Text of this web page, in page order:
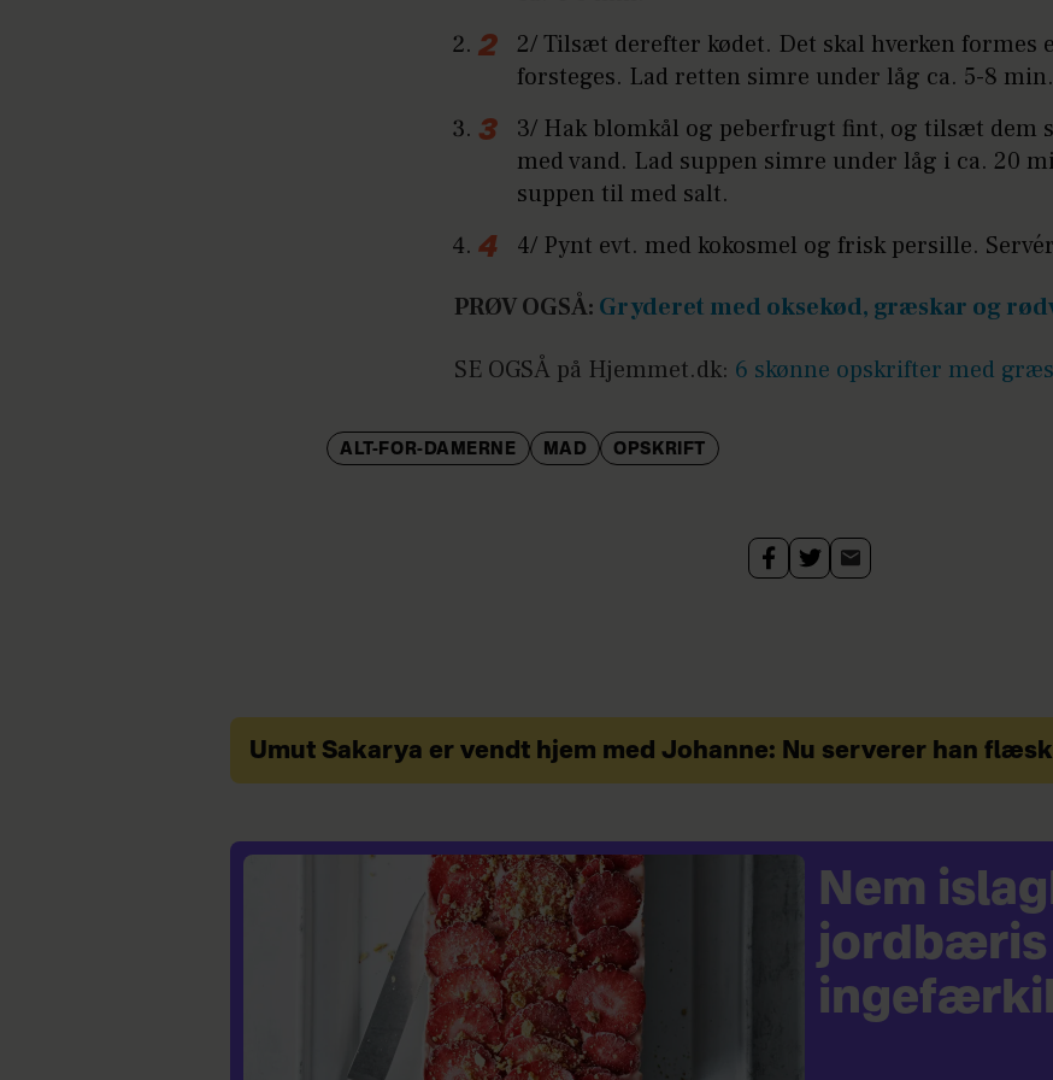
2/ Tilsæt derefter kødet. Det skal hverken formes
forsteges. Lad retten simre under låg ca. 5-8 min.
3/ Hak blomkål og peberfrugt fint, og tilsæt dem
med vand. Lad suppen simre under låg i ca. 20
suppen til med salt.
4/ Pynt evt. med kokosmel og frisk persille.
PRØV OGSÅ: Gryderet med oksekød, græskar og
SE OGSÅ på Hjemmet.dk: 6 skønne opskrifter med
ALT-FOR-DAMERNE MAD OPSKRIFT
Umut Sakarya er vendt hjem med Johanne: Nu serverer han flæsk
Nem
jordbæris